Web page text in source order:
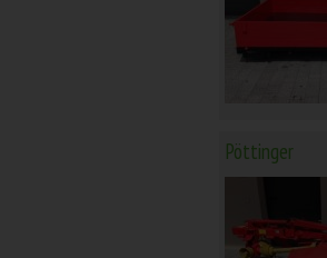
Pöttinger